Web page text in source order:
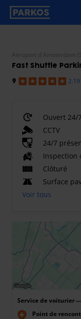
étiquette-de-
Aéroport d'Amsterdam
Fast Shuttle
9
Ouvert 24/7
CCTV
24/7
Inspection
Clôturé
Surface
Voir tous
Service de voiturier
Point de